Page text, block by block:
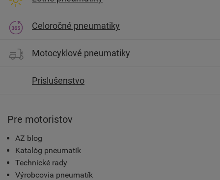
Celoročné pneumatiky
Motocyklové pneumatiky
Príslušenstvo
Pre motoristov
AZ blog
Katalóg pneumatík
Technické rady
Výrobcovia pneumatík